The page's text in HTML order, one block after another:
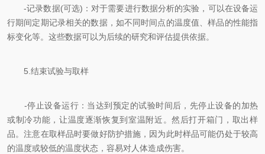
-记录数据(可选)：对于需要进行数据分析的实验，可以在设备运
行期间定期记录相关的数据，如不同时间点的温度值、样品的性能指
标变化等。这些数据可以为后续的研究和评估提供依据。
5.结束试验与取样
-停止设备运行：当达到预定的试验时间后，先停止设备的加热
或制冷功能，让温度逐渐恢复到室温附近。然后打开箱门，取出样
品。注意在取样品时要做好防护措施，因为此时样品可能仍处于较高
的温度或较低的温度状态，容易对人体造成伤害。